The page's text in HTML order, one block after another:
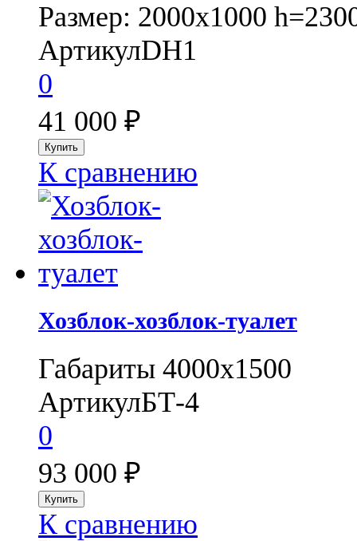
Размер: 2000х1000
АртикулDH1
0
41 000 ₽
К сравнению
Хозблок-хозблок-туалет
Габариты 4000х1500
АртикулБТ-4
0
93 000 ₽
К сравнению